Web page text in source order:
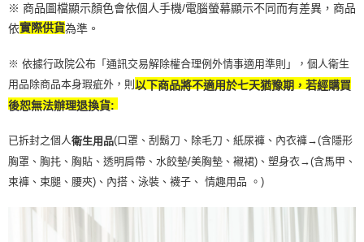
※ 商品圖檔顯示顏色會依個人手機/電腦螢幕顯示不同而有差異，商品
依實際供貨為準。
※ 依據行政院公布「通訊交易解除權合理例外情事適用準則」，個人衛生
用品除商品本身瑕疵外，則以下商品將不適用於七天猶豫期，若經購買
後恕無法辦理退換貨:
已拆封之個人衛生用品(口罩、刮鬍刀、除毛刀、紙尿褲、內衣褲→(含隱形
胸罩、胸扥、胸貼、透明肩帶、水餃墊/美胸墊、襯裙)、塑身衣→(含馬甲、
束褲、束腿、腰夾) 、內搭、泳裝、襪子、 情趣用品 。)